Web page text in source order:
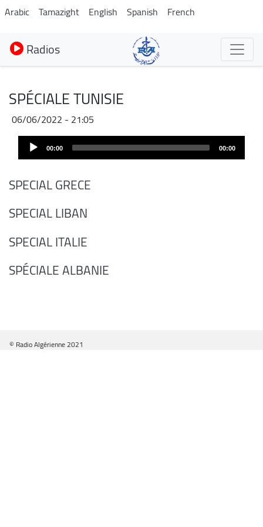
Aller
au
contenu
principal
Arabic Tamazight English Spanish French
Radios
SPÉCIALE TUNISIE
06/06/2022 - 21:05
Audio
Player 00:00 00:00
SPECIAL GRECE
SPECIAL LIBAN
SPECIAL ITALIE
SPÉCIALE ALBANIE
© Radio Algérienne 2021